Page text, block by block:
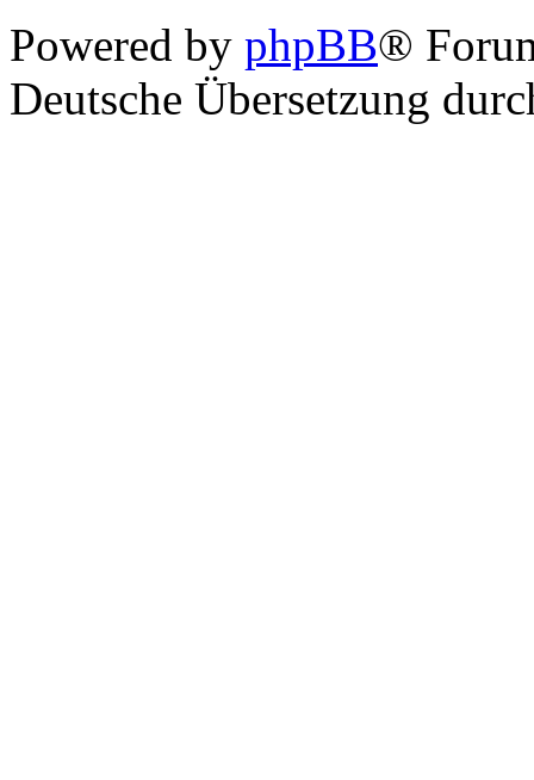
Powered by phpBB®
Deutsche Übersetzung